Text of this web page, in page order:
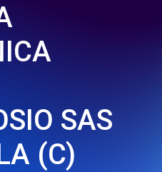
SAS
(C)